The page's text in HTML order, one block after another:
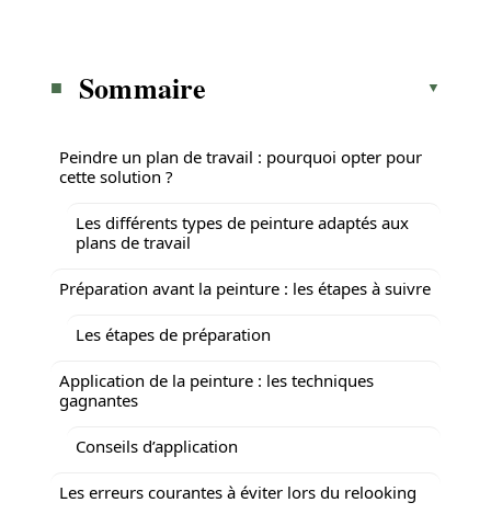
Sommaire
Peindre un plan de travail : pourquoi opter pour
cette solution ?
Les différents types de peinture adaptés aux
plans de travail
Préparation avant la peinture : les étapes à suivre
Les étapes de préparation
Application de la peinture : les techniques
gagnantes
Conseils d’application
Les erreurs courantes à éviter lors du relooking